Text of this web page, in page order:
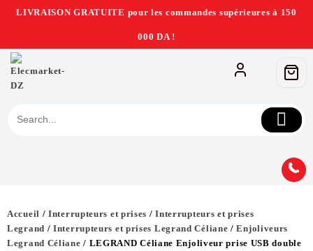
LIVRAISON GRATUITE pour les commandes supérieures à 150
000 DA !
Accueil /Interrupteurs et prises /Interrupteurs et prises
Legrand /Interrupteurs et prises Legrand Céliane /Enjoliveurs
Legrand Céliane / LEGRAND Céliane Enjoliveur prise USB double